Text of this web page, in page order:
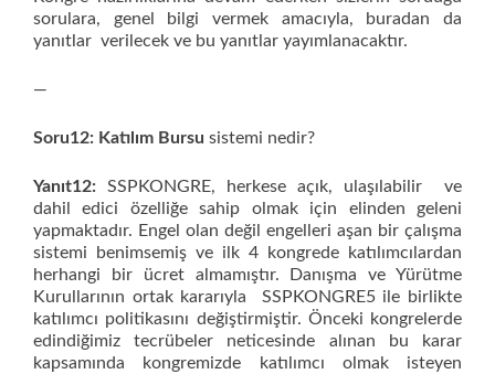
sorulara, genel bilgi vermek amacıyla, buradan da
yanıtlar verilecek ve bu yanıtlar yayımlanacaktır.
—
Soru12: Katılım Bursu sistemi nedir?
Yanıt12: SSPKONGRE, herkese açık, ulaşılabilir ve
dahil edici özelliğe sahip olmak için elinden geleni
yapmaktadır. Engel olan değil engelleri aşan bir çalışma
sistemi benimsemiş ve ilk 4 kongrede katılımcılardan
herhangi bir ücret almamıştır. Danışma ve Yürütme
Kurullarının ortak kararıyla SSPKONGRE5 ile birlikte
katılımcı politikasını değiştirmiştir. Önceki kongrelerde
edindiğimiz tecrübeler neticesinde alınan bu karar
kapsamında kongremizde katılımcı olmak isteyen